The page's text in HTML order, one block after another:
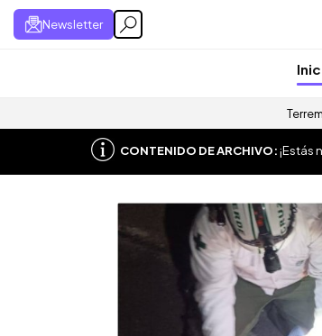
Newsletter
CONTENIDO DE ARCHIVO:¡Estás